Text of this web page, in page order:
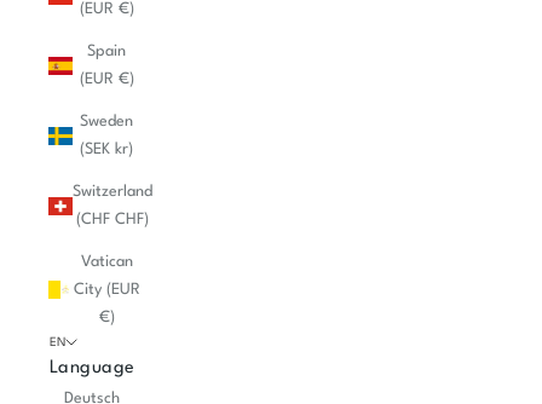
(EUR €)
Spain
(EUR €)
Sweden
(SEK kr)
Switzerland
(CHF CHF)
Vatican
City (EUR
€)
EN
Language
Deutsch